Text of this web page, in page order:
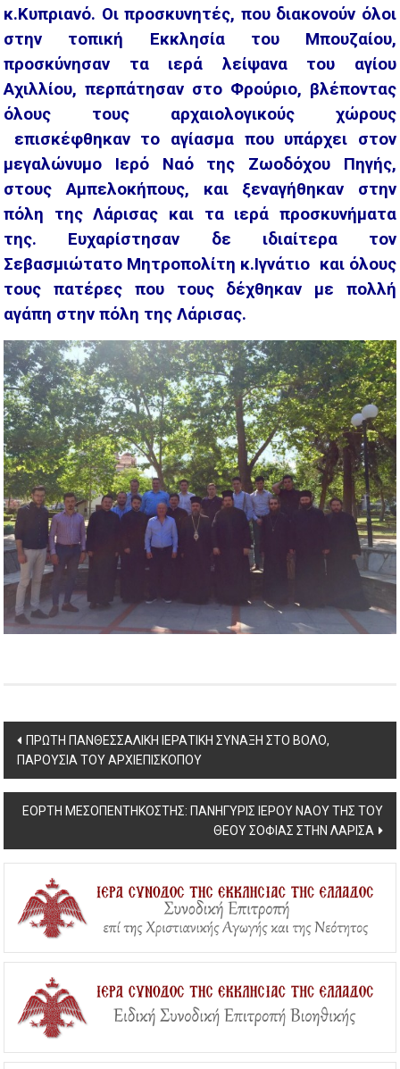
κ.Κυπριανό. Οι προσκυνητές, που διακονούν όλοι
στην τοπική Εκκλησία του Μπουζαίου,
προσκύνησαν τα ιερά λείψανα του αγίου
Αχιλλίου, περπάτησαν στο Φρούριο, βλέποντας
όλους τους αρχαιολογικούς χώρους
επισκέφθηκαν το αγίασμα που υπάρχει στον
μεγαλώνυμο Ιερό Ναό της Ζωοδόχου Πηγής,
στους Αμπελοκήπους, και ξεναγήθηκαν στην
πόλη της Λάρισας και τα ιερά προσκυνήματα
της. Ευχαρίστησαν δε ιδιαίτερα τον
Σεβασμιώτατο Μητροπολίτη κ.Ιγνάτιο και όλους
τους πατέρες που τους δέχθηκαν με πολλή
αγάπη στην πόλη της Λάρισας.
Post
navigation
ΠΡΩΤΗ ΠΑΝΘΕΣΣΑΛΙΚΗ ΙΕΡΑΤΙΚΗ ΣΥΝΑΞΗ ΣΤΟ ΒΟΛΟ,
ΠΑΡΟΥΣΙΑ ΤΟΥ ΑΡΧΙΕΠΙΣΚΟΠΟΥ
ΕΟΡΤΗ ΜΕΣΟΠΕΝΤΗΚΟΣΤΗΣ: ΠΑΝΗΓΥΡΙΣ ΙΕΡΟΥ ΝΑΟΥ ΤΗΣ ΤΟΥ
ΘΕΟΥ ΣΟΦΙΑΣ ΣΤΗΝ ΛΑΡΙΣΑ